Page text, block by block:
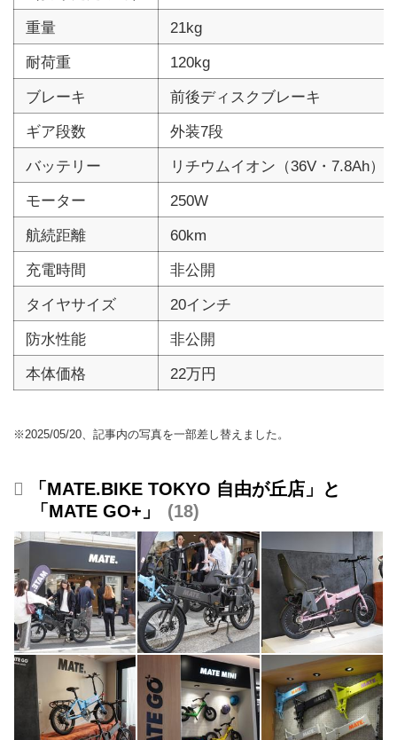
重量
21kg
耐荷重
120kg
ブレーキ
前後ディスクブレーキ
ギア段数
外装7段
バッテリー
リチウムイオン（36V・7.8Ah）
モーター
250W
航続距離
60km
充電時間
非公開
タイヤサイズ
20インチ
防水性能
非公開
本体価格
22万円
※2025/05/20、記事内の写真を一部差し替えました。
「MATE.BIKE TOKYO 自由が丘店」と
「MATE GO+」
18